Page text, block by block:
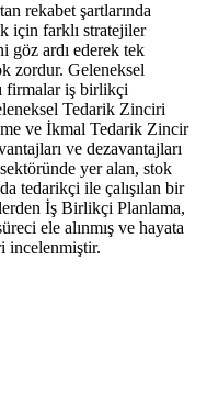
rekabet şartlarında
için farklı stratejiler
göz ardı ederek tek
zordur. Geleneksel
firmalar iş birlikçi
Tedarik Zinciri
ve İkmal Tedarik Zincir
ve dezavantajları
yer alan, stok
tedarikçi ile çalışılan bir
İş Birlikçi Planlama,
ele alınmış ve hayata
incelenmiştir.